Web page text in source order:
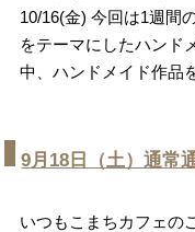
10/16(金) 今回は1週間
をテーマにしたハンド
中、ハンドメイド作品
9月18日（土）通常
いつもこまちカフェの